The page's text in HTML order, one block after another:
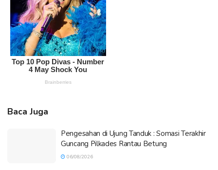
Baca Juga
Pengesahan di Ujung Tanduk : Somasi Terakhir
Guncang Pilkades Rantau Betung
06/08/2026